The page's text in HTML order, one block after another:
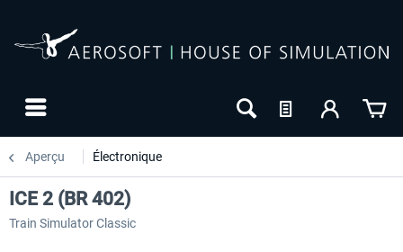
Aperçu Électronique
ICE 2 (BR 402)
Train Simulator Classic